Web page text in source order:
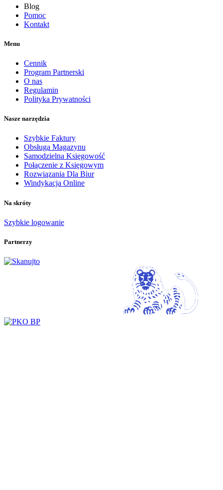
Blog
Pomoc
Kontakt
Menu
Cennik
Program Partnerski
O nas
Regulamin
Polityka Prywatności
Nasze narzędzia
Szybkie Faktury
Obsługa Magazynu
Samodzielna Księgowość
Połączenie z Księgowym
Rozwiązania Dla Biur
Windykacja Online
Na skróty
Szybkie logowanie
Partnerzy